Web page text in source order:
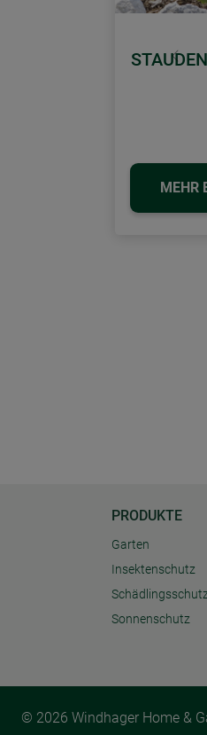
MEHR
PRODUKTE
Garten
Insektenschutz
Sonnenschutz
© 2026 Windhager Home &